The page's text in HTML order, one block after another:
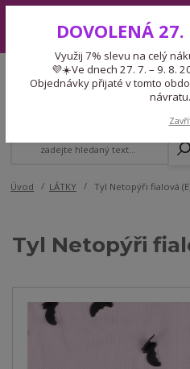
7. – 9. 8. 2026 čerpáme dovolenou.
odešleme ihned po
Expedice 775 866 913
Po-Čt 9-15:30 Pá 9-14:30 Pauza 13-13:45
Úvod LÁTKY Tyl Netopýři fialová
Tyl Netopýři
DOVOLENÁ
Využij 7% slevu na celý
💜☀️Ve dnech 27. 7. – 9. 8.
Objednávky přijaté v tomto